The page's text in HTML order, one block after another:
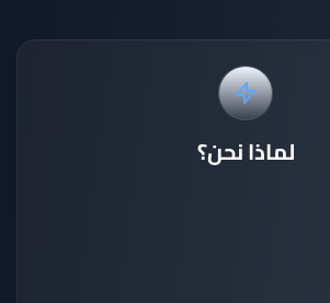
لماذا نحن؟